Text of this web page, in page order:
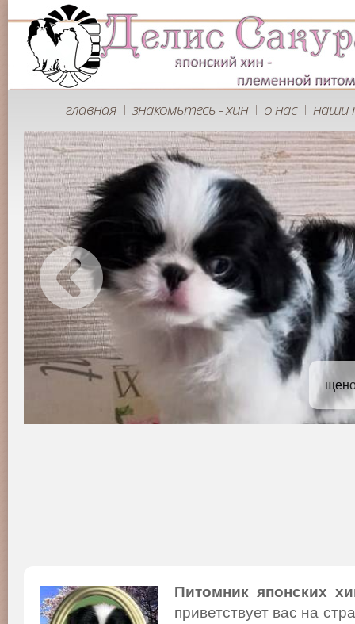
главная | знакомьтесь - хин | о нас | наши
Питомник японских
приветствует вас на